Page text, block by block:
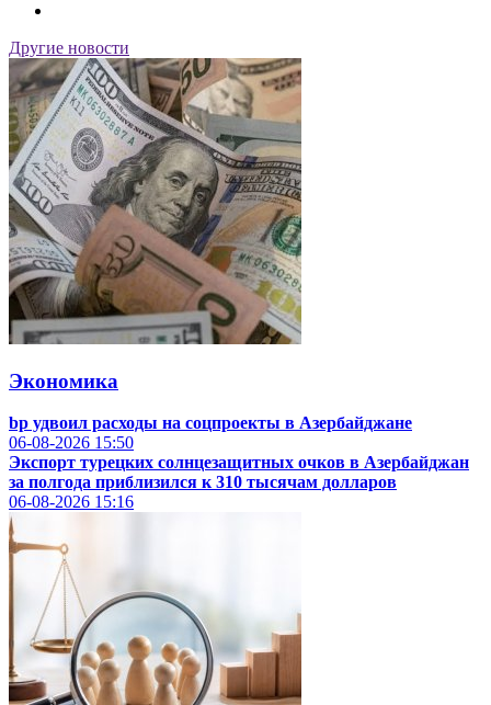
Другие новости
Экономика
bp удвоил расходы на соцпроекты в Азербайджане
06-08-2026 15:50
Экспорт турецких солнцезащитных очков в Азербайджан
за полгода приблизился к 310 тысячам долларов
06-08-2026 15:16